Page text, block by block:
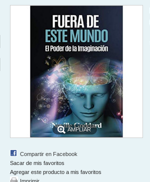
AMPLIAR
Compartir en Facebook
Sacar de mis favoritos
Agregar este producto a mis favoritos